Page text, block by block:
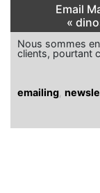
Email
«
Nous sommes
clients, pourtant
emailing